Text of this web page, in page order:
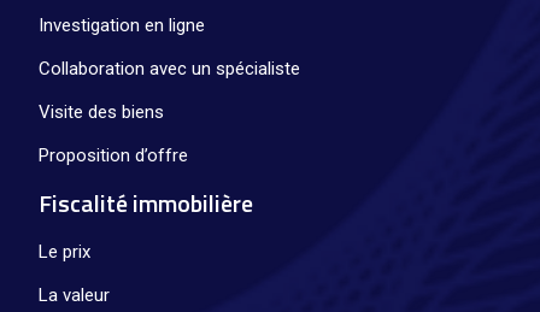
Investigation en ligne
Collaboration avec un spécialiste
Visite des biens
Proposition d’offre
Fiscalité immobilière
Le prix
La valeur